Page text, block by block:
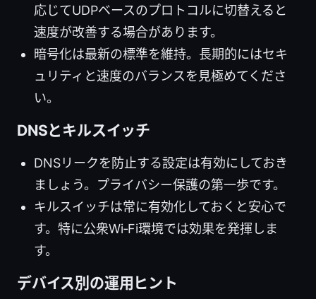
応じてUDPベースのプロトコルに切替えると
速度が改善する場合があります。
暗号化は最新の標準を維持。長期的にはセキ
ュリティと速度のバランスを見極めてくださ
い。
DNSとキルスイッチ
DNSリークを防止する設定は有効にしておき
ましょう。プライバシー保護の第一歩です。
キルスイッチは常に有効化しておくと安心で
す。特に公衆Wi‑Fi環境では効果を発揮しま
す。
デバイス別の運用ヒント